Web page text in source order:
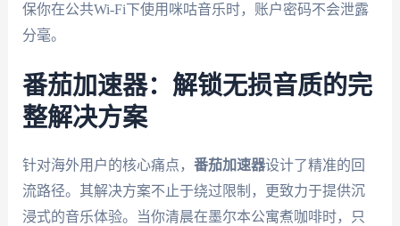
保你在公共Wi-Fi下使用咪咕音乐时，账户密码不会泄露
分毫。
番茄加速器：解锁无损音质的完
整解决方案
针对海外用户的核心痛点， 番茄加速器设计了精准的回
流路径。其解决方案不止于绕过限制，更致力于提供沉
浸式的音乐体验。当你清晨在墨尔本公寓煮咖啡时，只